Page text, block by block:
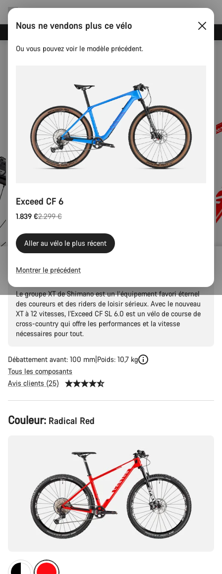
Recevez nos meilleures offres avec la newsletter Canyon
Exceed CF SL 6.0
Le groupe XT de Shimano est un l’équipement favori éternel
des coureurs et des riders de loisir sérieux. Avec le nouveau
XT à 12 vitesses, l'Exceed CF SL 6.0 est un vélo de course de
cross-country qui offre les performances et la vitesse
nécessaires pour tout.
Débattement avant: 100 mm Poids: 10,7 kg
Tous les composants
Avis clients (25)
Configuration
du
Couleur: Radical Red
Nous ne vendons plus ce vélo
Ou vous pouvez voir le modèle précédent.
Exceed CF 6
1.839 €
Prix
d’origine
2.299 €
Aller au vélo le plus récent
Montrer le précédent